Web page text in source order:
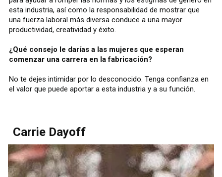
esta industria, así como la responsabilidad de mostrar que
una fuerza laboral más diversa conduce a una mayor
productividad, creatividad y éxito.
¿Qué consejo le darías a las mujeres que esperan
comenzar una carrera en la fabricación?
No te dejes intimidar por lo desconocido. Tenga confianza en
el valor que puede aportar a esta industria y a su función.
Carrie Dayoff